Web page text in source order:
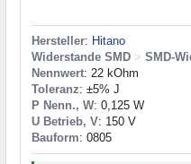
Hersteller: Hitano
Widerstande SMD > SMD-
Nennwert: 22 kOhm
Toleranz: ±5% J
P Nenn., W: 0,125 W
U Betrieb, V: 150 V
Bauform: 0805